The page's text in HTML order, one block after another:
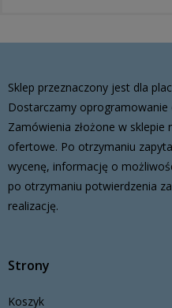
Sklep przeznaczony jest dla
Dostarczamy oprogramowanie
Zamówienia złożone w
ofertowe. Po otrzymaniu
wycenę, informację o
po otrzymaniu potwierdzenia
realizację.
Strony
Koszyk